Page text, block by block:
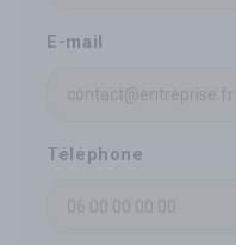
E-mail
Téléphone